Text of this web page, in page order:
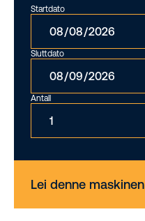
Startdato
Sluttdato
Antall
Lei denne maskinen